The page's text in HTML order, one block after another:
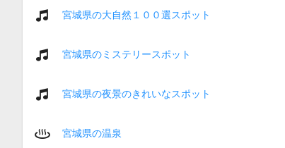
宮城県の大自然１００選スポット
宮城県のミステリースポット
宮城県の夜景のきれいなスポット
宮城県の温泉